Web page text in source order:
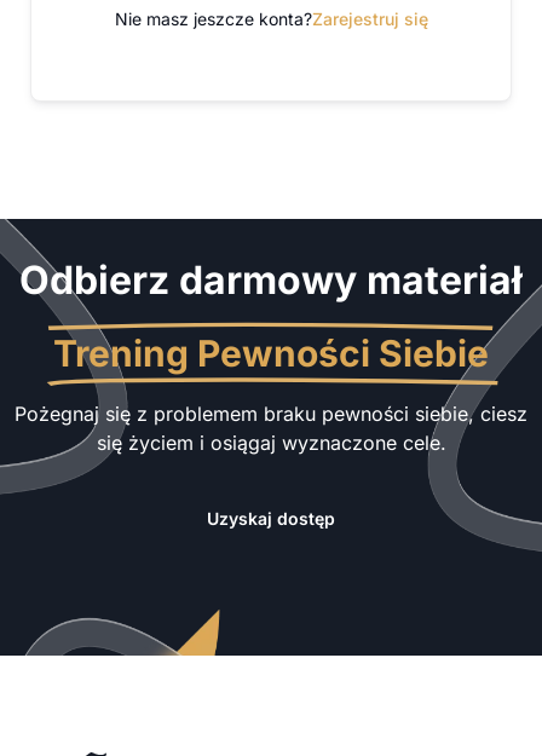
Nie masz jeszcze konta?Zarejestruj się
Odbierz darmowy materiał
Trening Pewności Siebie
Pożegnaj się z problemem braku pewności siebie, ciesz
się życiem i osiągaj wyznaczone cele.
Uzyskaj dostęp